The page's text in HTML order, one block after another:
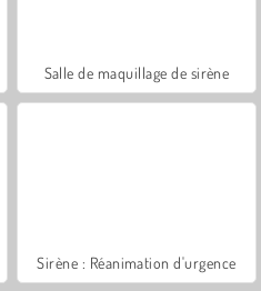
Salle de maquillage de sirène
Sirène : Réanimation d'urgence